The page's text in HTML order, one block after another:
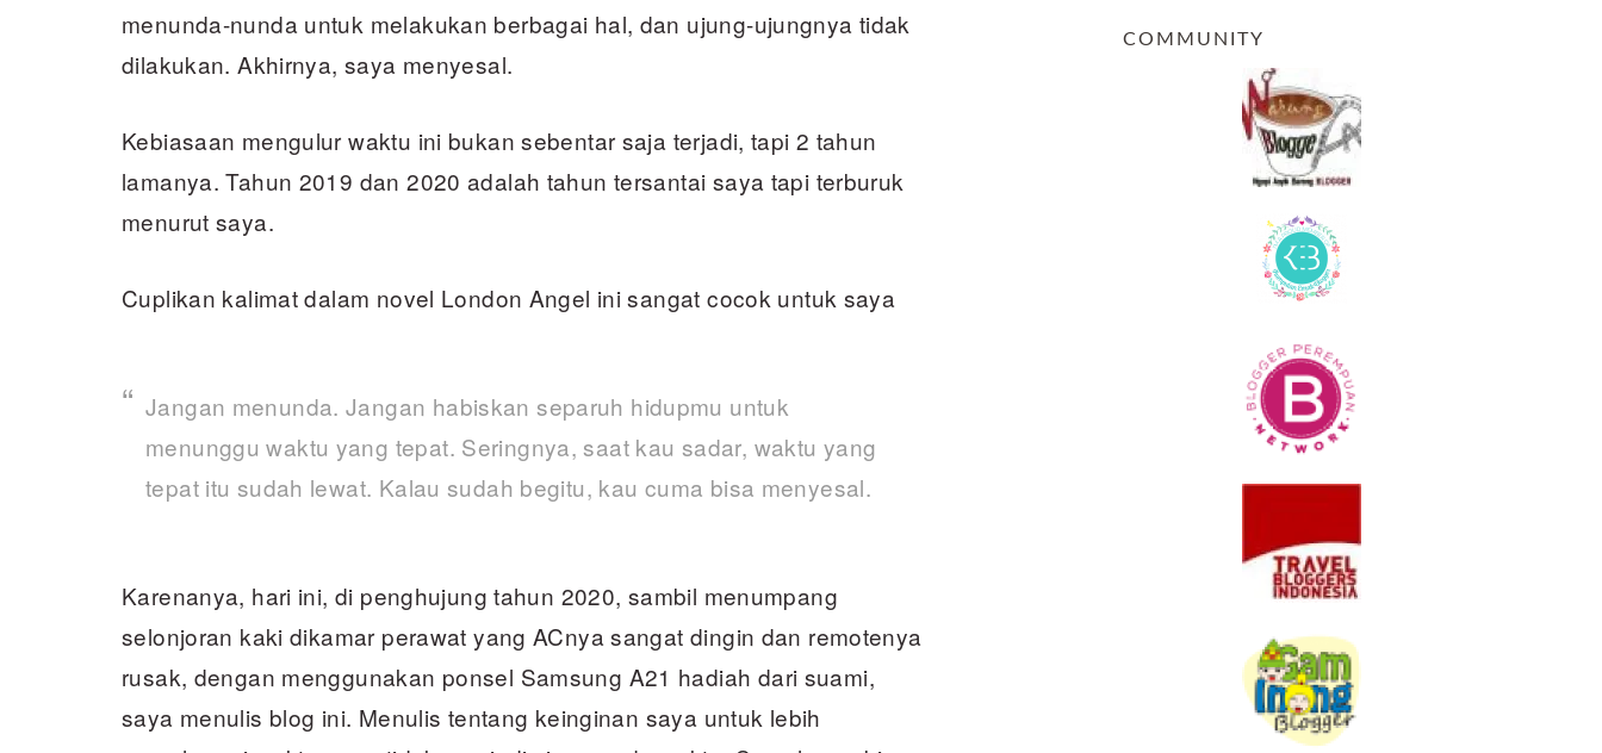
menunda-nunda untuk melakukan berbagai hal, dan ujung-ujungnya tidak
dilakukan. Akhirnya, saya menyesal.
Kebiasaan mengulur waktu ini bukan sebentar saja terjadi, tapi 2 tahun
lamanya. Tahun 2019 dan 2020 adalah tahun tersantai saya tapi terburuk
menurut saya.
Cuplikan kalimat dalam novel London Angel ini sangat cocok untuk saya
Jangan menunda. Jangan habiskan separuh hidupmu untuk
menunggu waktu yang tepat. Seringnya, saat kau sadar, waktu yang
tepat itu sudah lewat. Kalau sudah begitu, kau cuma bisa menyesal.
Karenanya, hari ini, di penghujung tahun 2020, sambil menumpang
selonjoran kaki dikamar perawat yang ACnya sangat dingin dan remotenya
rusak, dengan menggunakan ponsel Samsung A21 hadiah dari suami,
saya menulis blog ini. Menulis tentang keinginan saya untuk lebih
COMMUNITY